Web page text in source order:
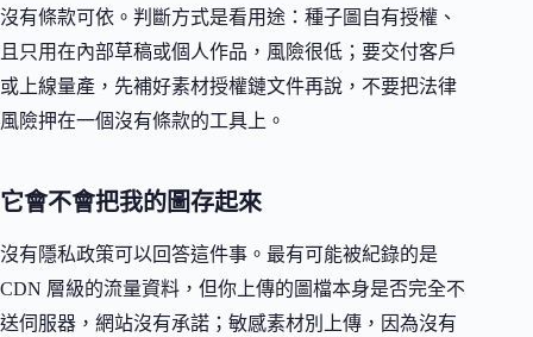
沒有條款可依。判斷方式是看用途：種子圖自有授權、
且只用在內部草稿或個人作品，風險很低；要交付客戶
或上線量產，先補好素材授權鏈文件再說，不要把法律
風險押在一個沒有條款的工具上。
它會不會把我的圖存起來
沒有隱私政策可以回答這件事。最有可能被紀錄的是
CDN 層級的流量資料，但你上傳的圖檔本身是否完全不
送伺服器，網站沒有承諾；敏感素材別上傳，因為沒有